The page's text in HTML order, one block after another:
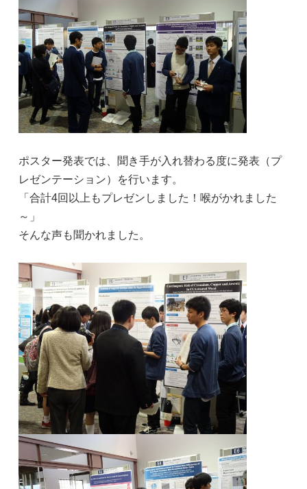
ポスター発表では、聞き手が入れ替わる度に発表（プ
レゼンテーション）を行います。
「合計4回以上もプレゼンしました！喉がかれました
～」
そんな声も聞かれました。